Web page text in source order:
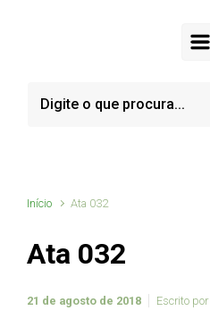
Início Ata 032
Ata 032
21 de agosto de 2018 Escrito por